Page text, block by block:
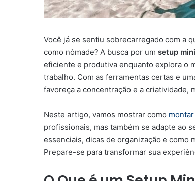
Você já se sentiu sobrecarregado com a
como nômade? A busca por um setup
eficiente e produtiva enquanto explora o
trabalho. Com as ferramentas certas e
favoreça a concentração e a criatividade,
Neste artigo, vamos mostrar como montar
profissionais, mas também se adapte ao
essenciais, dicas de organização e como
Prepare-se para transformar sua